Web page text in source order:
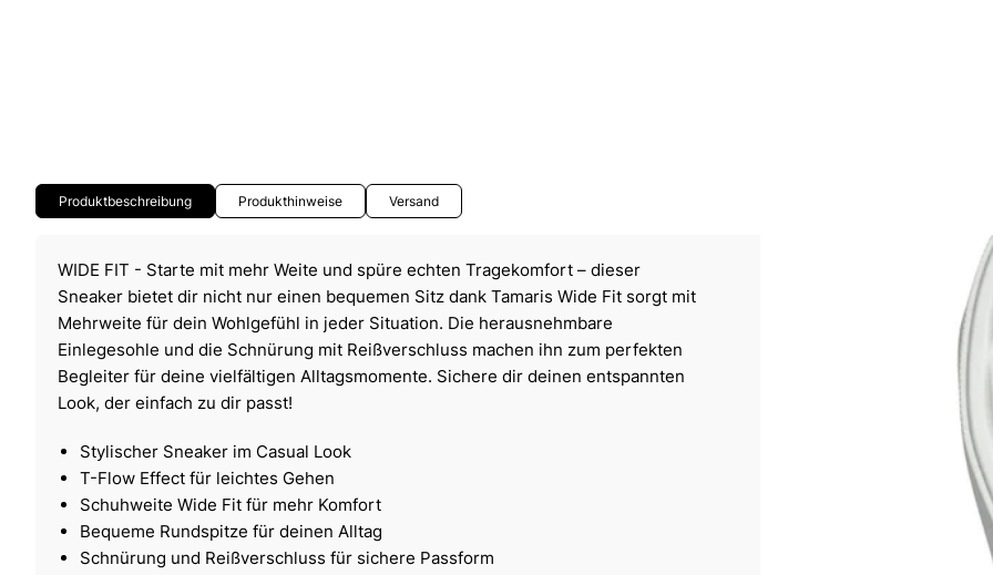
Produktbeschreibung Produkthinweise Versand
WIDE FIT - Starte mit mehr Weite und spüre echten Tragekomfort – dieser
Sneaker bietet dir nicht nur einen bequemen Sitz dank Tamaris Wide Fit sorgt mit
Mehrweite für dein Wohlgefühl in jeder Situation. Die herausnehmbare
Einlegesohle und die Schnürung mit Reißverschluss machen ihn zum perfekten
Begleiter für deine vielfältigen Alltagsmomente. Sichere dir deinen entspannten
Look, der einfach zu dir passt!
Stylischer Sneaker im Casual Look
T-Flow Effect für leichtes Gehen
Schuhweite Wide Fit für mehr Komfort
Bequeme Rundspitze für deinen Alltag
Schnürung und Reißverschluss für sichere Passform